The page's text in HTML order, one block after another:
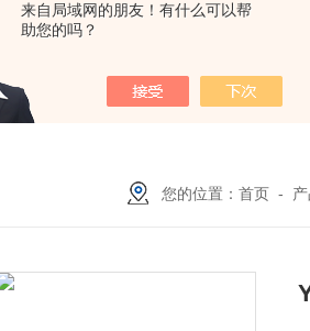
来自局域网的朋友！有什么可以帮
助您的吗？
NACG-7-E-O-25日本无机 酸性气体去除化学滤芯
您的位置：首页 -